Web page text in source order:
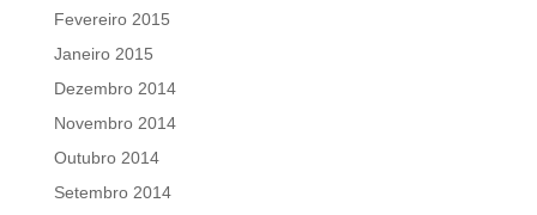
Fevereiro 2015
Janeiro 2015
Dezembro 2014
Novembro 2014
Outubro 2014
Setembro 2014